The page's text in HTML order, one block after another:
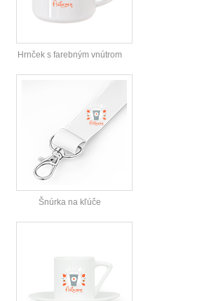
Hrnček s farebným vnútrom
Šnúrka na kľúče